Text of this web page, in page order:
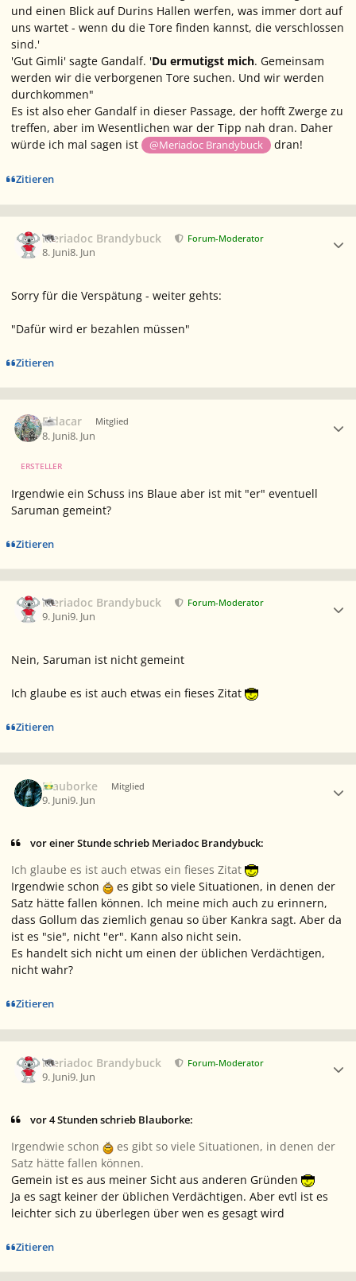
und einen Blick auf Durins Hallen werfen, was immer dort auf
uns wartet - wenn du die Tore finden kannst, die verschlossen
sind.'
'Gut Gimli' sagte Gandalf. 'Du ermutigst mich. Gemeinsam
werden wir die verborgenen Tore suchen. Und wir werden
durchkommen"
Es ist also eher Gandalf in dieser Passage, der hofft Zwerge zu
treffen, aber im Wesentlichen war der Tipp nah dran. Daher
würde ich mal sagen ist
@Meriadoc Brandybuck dran!
Zitieren
Meriadoc Brandybuck Forum-Moderator
8. Juni8. Jun
Sorry für die Verspätung - weiter gehts:
"Dafür wird er bezahlen müssen"
Zitieren
Eldacar Mitglied
8. Juni8. Jun
ERSTELLER
Irgendwie ein Schuss ins Blaue aber ist mit "er" eventuell
Saruman gemeint?
Zitieren
Meriadoc Brandybuck Forum-Moderator
9. Juni9. Jun
Nein, Saruman ist nicht gemeint
Ich glaube es ist auch etwas ein fieses Zitat
Zitieren
Blauborke Mitglied
9. Juni9. Jun
vor einer Stunde schrieb Meriadoc Brandybuck:
Ich glaube es ist auch etwas ein fieses Zitat
Irgendwie schon
es gibt so viele Situationen, in denen der
Satz hätte fallen können. Ich meine mich auch zu erinnern,
dass Gollum das ziemlich genau so über Kankra sagt. Aber da
ist es "sie", nicht "er". Kann also nicht sein.
Es handelt sich nicht um einen der üblichen Verdächtigen,
nicht wahr?
Zitieren
Meriadoc Brandybuck Forum-Moderator
9. Juni9. Jun
vor 4 Stunden schrieb Blauborke:
Irgendwie schon
es gibt so viele Situationen, in denen der
Satz hätte fallen können.
Gemein ist es aus meiner Sicht aus anderen Gründen
Ja es sagt keiner der üblichen Verdächtigen. Aber evtl ist es
leichter sich zu überlegen über wen es gesagt wird
Zitieren